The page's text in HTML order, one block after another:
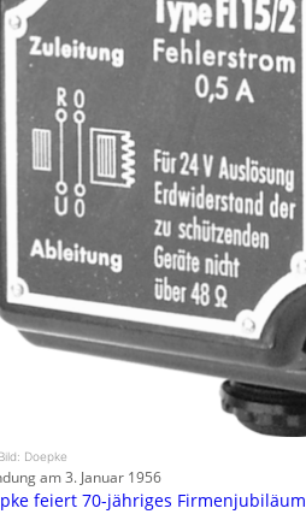
Doepke
am 3. Januar 1956
feiert 70-jähriges Firmenjubiläum